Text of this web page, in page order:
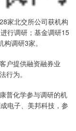
家北交所公司获机构
行调研；基金调研15
调研3家。
户提供融资融券业
行为。
普化学参与调研的机
电子、美邦科技，参